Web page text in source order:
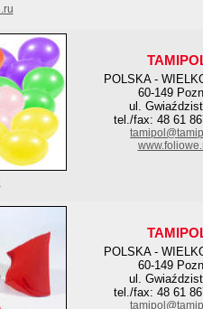
POLSKA -
60-149
ul.
tel./fax: 48 61
POLSKA -
60-149
ul.
tel./fax: 48 61